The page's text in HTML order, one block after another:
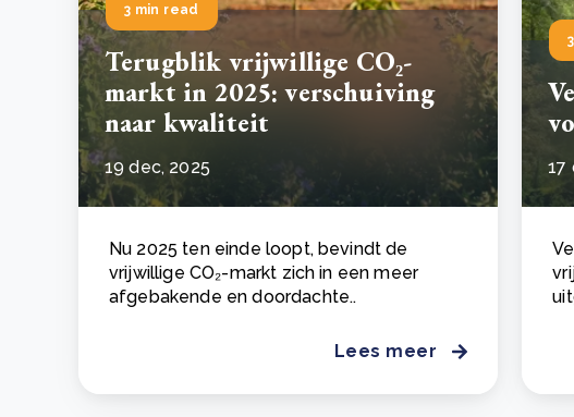
3 min read
Terugblik vrijwillige CO₂-
markt in 2025: verschuiving
naar kwaliteit
19 dec, 2025
Nu 2025 ten einde loopt, bevindt de
vrijwillige CO₂-markt zich in een meer
afgebakende en doordachte..
Lees meer
17